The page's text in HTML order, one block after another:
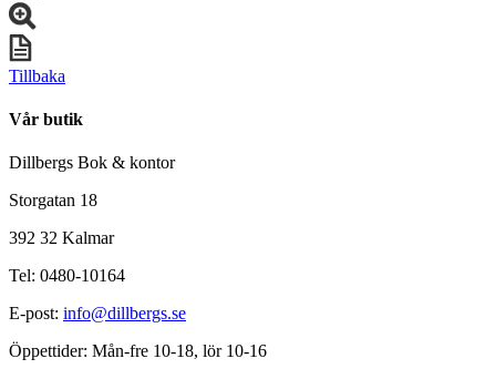
Tillbaka
Vår butik
Dillbergs Bok & kontor
Storgatan 18
392 32 Kalmar
Tel: 0480-10164
E-post: info@dillbergs.se
Öppettider: Mån-fre 10-18, lör 10-16